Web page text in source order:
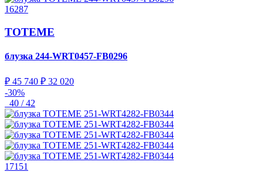
16287
TOTEME
блузка 244-WRT0457-FB0296
₽ 45 740 ₽ 32 020
-30%
40 / 42
17151